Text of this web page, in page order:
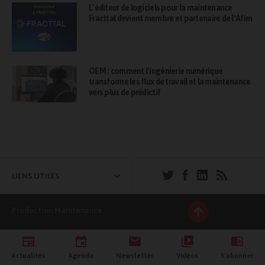
L’éditeur de logiciels pour la maintenance
Fracttal devient membre et partenaire de l’Afim
OEM : comment l’ingénierie numérique
transforme les flux de travail et la maintenance
vers plus de prédictif
Actualités Agenda Newsletter Vidéos S'abonner
LIENS UTILES